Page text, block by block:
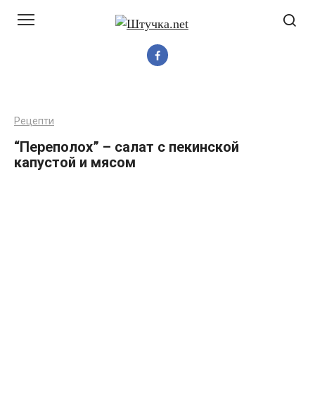
Рецепти
“Переполох” – салат с пекинской
капустой и мясом